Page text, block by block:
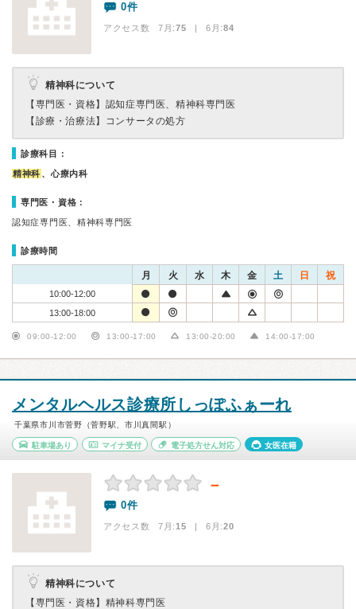
0件
アクセス数 7月:75 | 6月:84
精神科について
【専門医・資格】 認知症専門医、精神科専門医
【診療・治療法】 コンサータの処方
診療科目：
精神科 、心療内科
専門医・資格：
認知症専門医、精神科専門医
診療時間
月 火 水 木 金 土 日 祝
10:00-12:00
13:00-18:00
09:00-12:00 13:00-17:00 13:00-20:00 14:00-17:00
メンタルヘルス診療所しっぽふぁーれ
千葉県市川市菅野（菅野駅、市川真間駅）
駐車場あり マイナ受付 電子処方せん対応 女医在籍
－
0件
アクセス数 7月:15 | 6月:20
精神科について
【専門医・資格】 精神科専門医